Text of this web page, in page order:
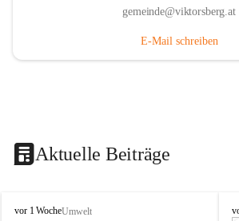
gemeinde@viktorsberg.at
E-Mail schreiben
Aktuelle Beiträge
V
vor 1 WocheUmwelt